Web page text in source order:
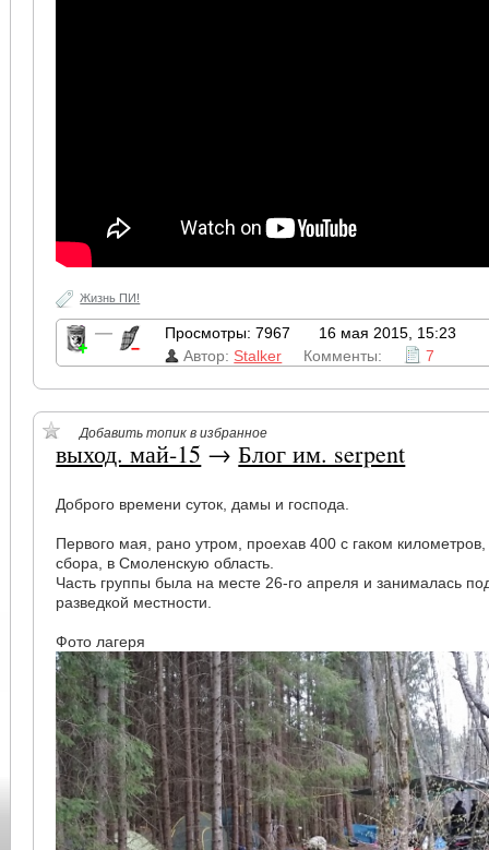
Жизнь ПИ!
— Просмотры: 7967
16 мая 2015, 15:23
Автор: Stalker Комменты: 7
Добавить топик в избранное
выход. май-15 →Блог им. serpent
Доброго времени суток, дамы и господа.
Первого мая, рано утром, проехав 400 с гаком
сбора, в Смоленскую область.
Часть группы была на месте 26-го апреля и занималась
разведкой местности.
Фото лагеря